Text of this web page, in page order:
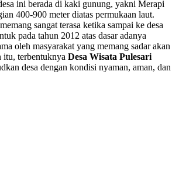
ini berada di kaki gunung, yakni Merapi
400-900 meter diatas permukaan laut.
sangat terasa ketika sampai ke desa
pada tahun 2012 atas dasar adanya
oleh masyarakat yang memang sadar akan
itu, terbentuknya Desa Wisata Pulesari
desa dengan kondisi nyaman, aman, dan